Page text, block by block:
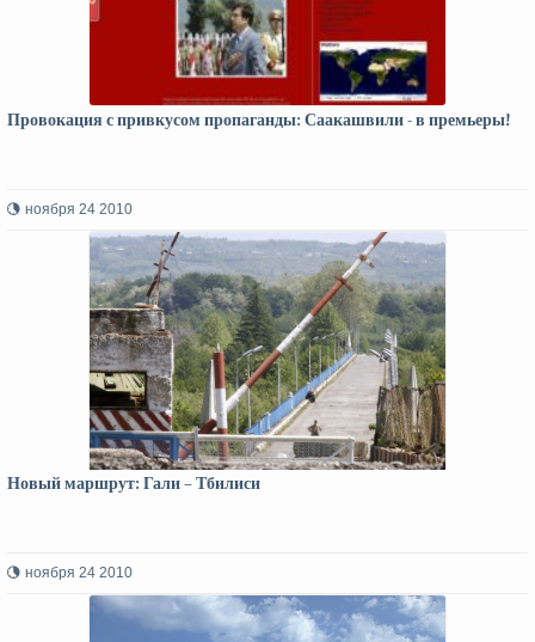
Провокация с привкусом пропаганды: Саакашвили - в премьеры!
ноября 24 2010
Новый маршрут: Гали – Тбилиси
ноября 24 2010